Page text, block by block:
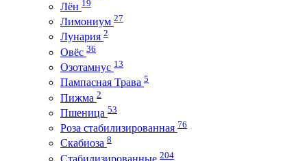
Лён 19
Лимониум 27
Лунария 2
Овёс 36
Озотамнус 13
Пампасная Трава 5
Пижма 2
Пшеница 53
Роза стабилизированная 76
Скабиоза 8
Стабилизированные 204